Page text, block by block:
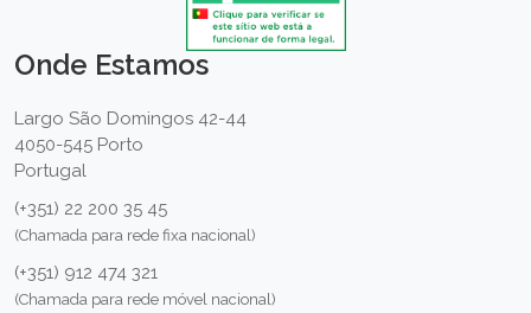
Onde Estamos
Largo São Domingos 42-44
4050-545 Porto
Portugal
(+351) 22 200 35 45
(Chamada para rede fixa nacional)
(+351) 912 474 321
(Chamada para rede móvel nacional)